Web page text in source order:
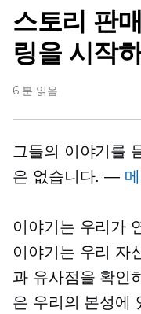
스토리 판
링을 시작
6 분 읽음
그들의 이야기를
은 없습니다. —
이야기는 우리가
이야기는 우리 자
과 유사점을 확인
은 우리의 본성에